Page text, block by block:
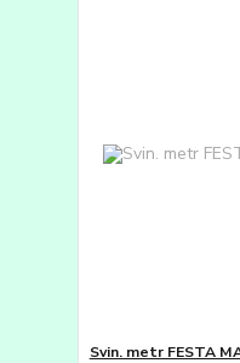
Svin. metr FESTA